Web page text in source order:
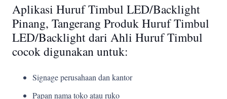
Aplikasi Huruf Timbul LED/Backlight
Pinang, Tangerang Produk Huruf Timbul
LED/Backlight dari Ahli Huruf Timbul
cocok digunakan untuk:
Signage perusahaan dan kantor
Papan nama toko atau ruko